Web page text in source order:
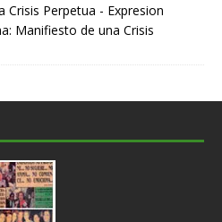
Perpetua - Expresion
Manifiesto de una Crisis